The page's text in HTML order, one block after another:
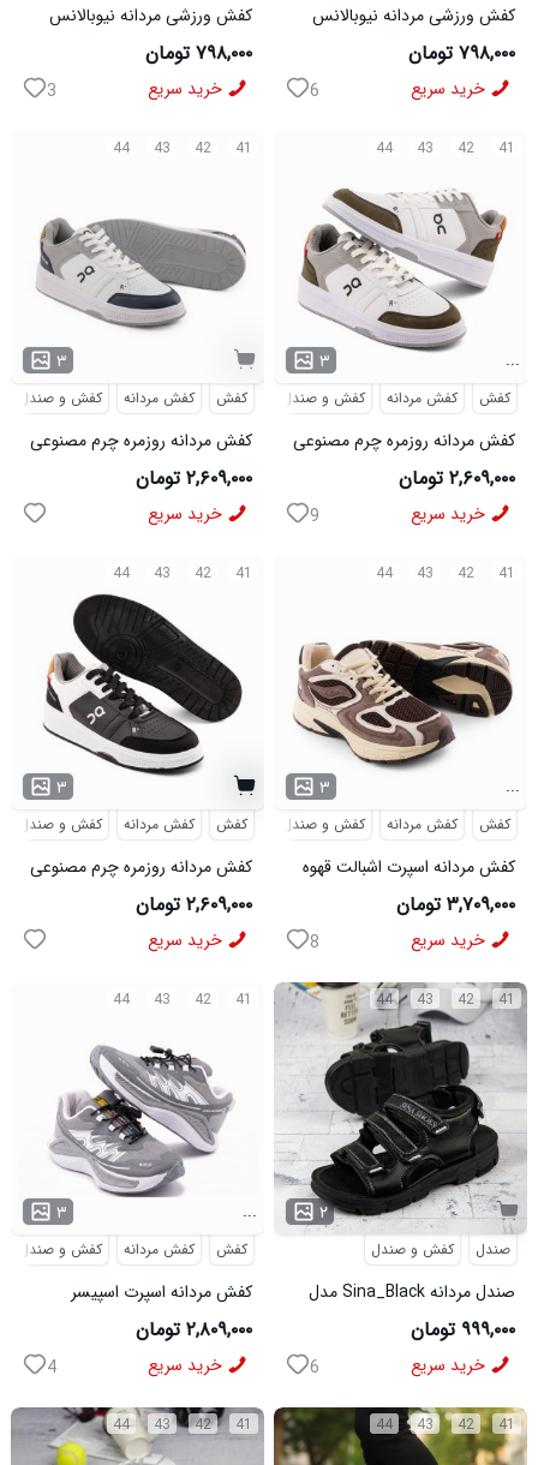
کفش ورزشی مردانه نیوبالانس
مدل NB مشکی
۷۹۸,۰۰۰ تومان
خرید سریع 3
کفش ورزشی مردانه نیوبالانس
مدل NB سفید
۷۹۸,۰۰۰ تومان
خرید سریع 6
41
42
43
44
۳
کفش کفش مردانه کفش و صندل
کفش مردانه روزمره چرم مصنوعی
50918
۲,۶۰۹,۰۰۰ تومان
خرید سریع
41
42
43
44
۳ ...
کفش کفش مردانه کفش و صندل
کفش مردانه روزمره چرم مصنوعی
50919
۲,۶۰۹,۰۰۰ تومان
خرید سریع 9
41
42
43
44
۳
کفش کفش مردانه کفش و صندل
کفش مردانه روزمره چرم مصنوعی
50920
۲,۶۰۹,۰۰۰ تومان
خرید سریع
41
42
43
44
۳ ...
کفش کفش مردانه کفش و صندل
کفش مردانه اسپرت اشبالت قهوه
ای Saucony مدل 50786
۳,۷۰۹,۰۰۰ تومان
خرید سریع 8
41
42
43
44
۳ ...
کفش کفش مردانه کفش و صندل
کفش مردانه اسپرت اسپیسر
50728
۲,۸۰۹,۰۰۰ تومان
خرید سریع 4
41
42
43
44
۲
صندل کفش و صندل
صندل مردانه Sina_Black مدل
3973
۹۹۹,۰۰۰ تومان
خرید سریع 6
41
42
43
44 41
42
43
44